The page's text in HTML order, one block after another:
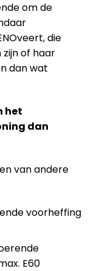
om de
die
of haar
dan wat
het
dan
van andere
voorheffing
E60